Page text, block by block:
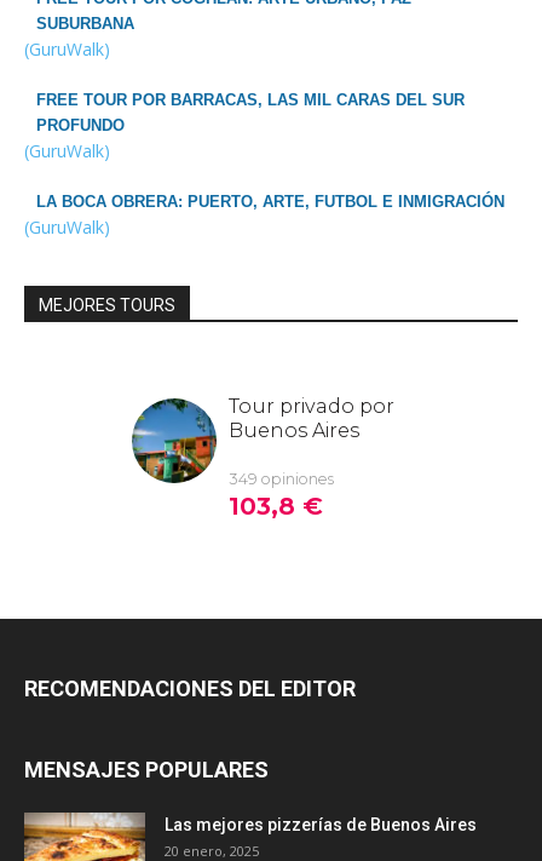
SUBURBANA
(GuruWalk)
FREE TOUR POR BARRACAS, LAS MIL CARAS DEL SUR
PROFUNDO
(GuruWalk)
LA BOCA OBRERA: PUERTO, ARTE, FUTBOL E INMIGRACIÓN
(GuruWalk)
MEJORES TOURS
RECOMENDACIONES DEL EDITOR
MENSAJES POPULARES
Las mejores pizzerías de Buenos Aires
20 enero, 2025